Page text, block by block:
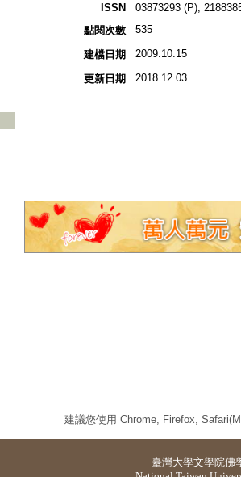
ISSN
03873293 (P);
點閱次數
535
建檔日期 2009.10.15
更新日期 2018.12.03
建議您使用 Chrome, Firefox,
臺灣大學文學院佛